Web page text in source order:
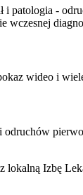
i patologia -
wideo i
lokalną Izbę